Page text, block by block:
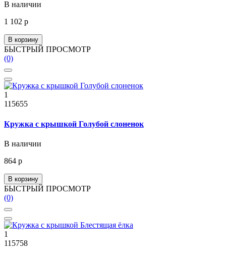
В наличии
1 102 р
В корзину
БЫСТРЫЙ ПРОСМОТР
(0)
1
115655
Кружка с крышкой Голубой слоненок
В наличии
864 р
В корзину
БЫСТРЫЙ ПРОСМОТР
(0)
1
115758